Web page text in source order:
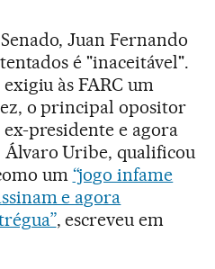
Juan Fernando
é "inaceitável".
às FARC um
o principal opositor
ex-presidente e agora
Álvaro Uribe, qualificou
um “jogo infame
e agora
, escreveu em